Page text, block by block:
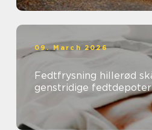
09. March 2026
Fedtfrysning hillerød skånsom hjælp til
genstridige fedtdepoter